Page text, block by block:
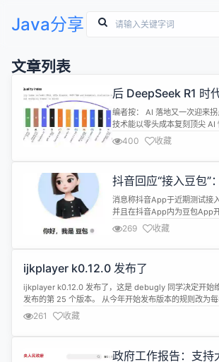
Java分享
文章列表
后 DeepSeek R1 时
到技术普惠
编者按： AI 落地又一次迎来
技术能以零头成本复刻顶尖 AI
业壁垒是否已形同虚设？ 我
章，作者的核心观点是：以深
R1 模型为代表的高效推理技
点围绕三大话题展开： R1 模
通过纯强...
400 收藏
抖音回应“接入豆包”
中
消息称抖音App于近期测试接
并且在抖音App内为豆包App
一个位于短视频界面，与点赞
于同一竖列；另外一个入口则
表内。 新浪科技就此信息求证
户提供更丰富的AI服务。
269 收藏
ijkplayer k0.12.0 发布了
ijkplayer k0.12.0 发布了，这是 debugly 同学决定开始
发布的第 25 个版本。 从今年开始发布版本的规则改为
本号。 新版本更新内容： - 升级了所有三方库，部分库
能，FFmpeg升级到了 n6.1.2 - pod库描述文件去掉对
些内存泄...
261 收藏
政府工作报告：支持